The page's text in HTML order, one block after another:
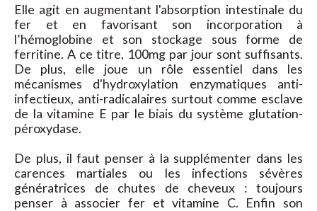
Elle agit en augmentant l'absorption intestinale du
fer et en favorisant son incorporation à
l’hémoglobine et son stockage sous forme de
ferritine. A ce titre, 100mg par jour sont suffisants.
De plus, elle joue un rôle essentiel dans les
mécanismes d'hydroxylation enzymatiques anti-
infectieux, anti-radicalaires surtout comme esclave
de la vitamine E par le biais du système glutation-
péroxydase.
De plus, il faut penser à la supplémenter dans les
carences martiales ou les infections sévères
génératrices de chutes de cheveux : toujours
penser à associer fer et vitamine C. Enfin son